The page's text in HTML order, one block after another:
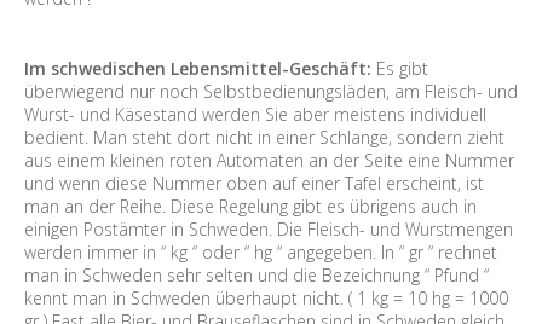
Im schwedischen Lebensmittel-Geschäft: Es gibt
überwiegend nur noch Selbstbedienungsläden, am Fleisch- und
Wurst- und Käsestand werden Sie aber meistens individuell
bedient. Man steht dort nicht in einer Schlange, sondern zieht
aus einem kleinen roten Automaten an der Seite eine Nummer
und wenn diese Nummer oben auf einer Tafel erscheint, ist
man an der Reihe. Diese Regelung gibt es übrigens auch in
einigen Postämter in Schweden. Die Fleisch- und Wurstmengen
werden immer in “ kg “ oder “ hg “ angegeben. In “ gr “ rechnet
man in Schweden sehr selten und die Bezeichnung “ Pfund “
kennt man in Schweden überhaupt nicht. ( 1 kg = 10 hg = 1000